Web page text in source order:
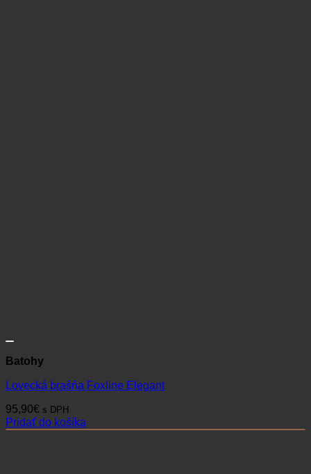
Batohy
Lovecká brašňa Foxline Elegant
95,90€ s DPH
Pridať do košíka